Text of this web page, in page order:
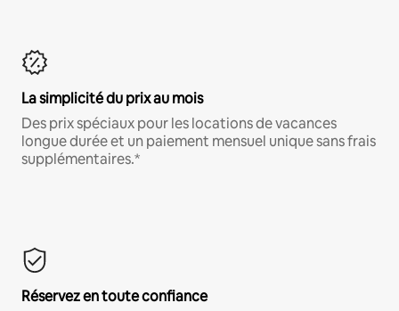
La simplicité du prix au mois
Des prix spéciaux pour les locations de vacances
longue durée et un paiement mensuel unique sans frais
supplémentaires.*
Réservez en toute confiance